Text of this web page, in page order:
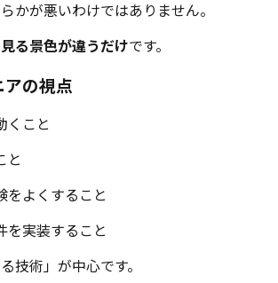
かが悪いわけではありません。
る景色が違うだけです。
アの視点
くこと
と
をよくすること
を実装すること
技術」が中心です。